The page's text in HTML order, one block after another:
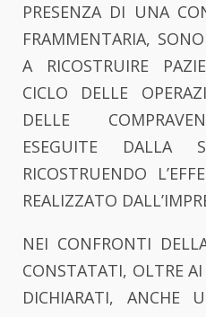
PRESENZA DI UNA
FRAMMENTARIA,
A RICOSTRUIRE
CICLO DELLE
DELLE
ESEGUITE DALLA
RICOSTRUENDO
REALIZZATO
NEI CONFRONTI
CONSTATATI, OLTRE
DICHIARATI, ANCHE